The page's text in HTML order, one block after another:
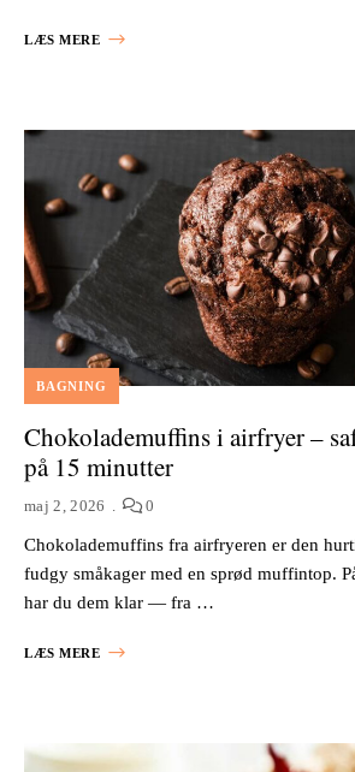
LÆS MERE
BAGNING
Chokolademuffins i airfryer –
på 15 minutter
maj 2, 2026 0
Chokolademuffins fra airfryeren er den
fudgy småkager med en sprød muffintop.
har du dem klar — fra …
LÆS MERE